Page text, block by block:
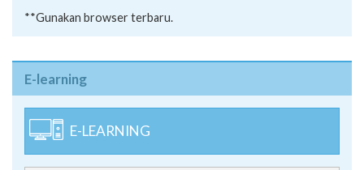
**Gunakan browser terbaru.
E-learning
E-LEARNING